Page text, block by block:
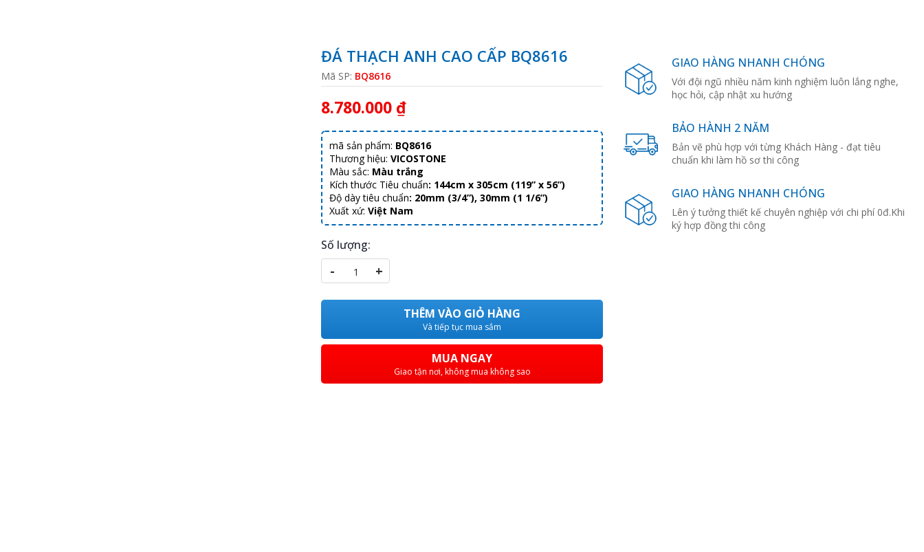
ĐÁ THẠCH ANH CAO CẤP BQ8616
Mã SP: BQ8616
8.780.000 ₫
mã sản phẩm: BQ8616
Thương hiệu: VICOSTONE
Màu sắc: Màu trắng
Kích thước Tiêu chuẩn: 144cm x 305cm (119” x 56”)
Độ dày tiêu chuẩn: 20mm (3/4”), 30mm (1 1/6”)
Xuất xứ: Việt Nam
Số lượng:
- +
THÊM VÀO GIỎ HÀNG
Và tiếp tục mua sắm
MUA NGAY
Giao tận nơi, không mua không sao
GIAO HÀNG NHANH CHÓNG
Với đội ngũ nhiều năm kinh nghiệm luôn lắng nghe,
học hỏi, cập nhật xu hướng
BẢO HÀNH 2 NĂM
Bản vẽ phù hợp với từng Khách Hàng - đạt tiêu
chuẩn khi làm hồ sơ thi công
GIAO HÀNG NHANH CHÓNG
Lên ý tưởng thiết kế chuyên nghiệp với chi phí 0đ.Khi
ký hợp đồng thi công